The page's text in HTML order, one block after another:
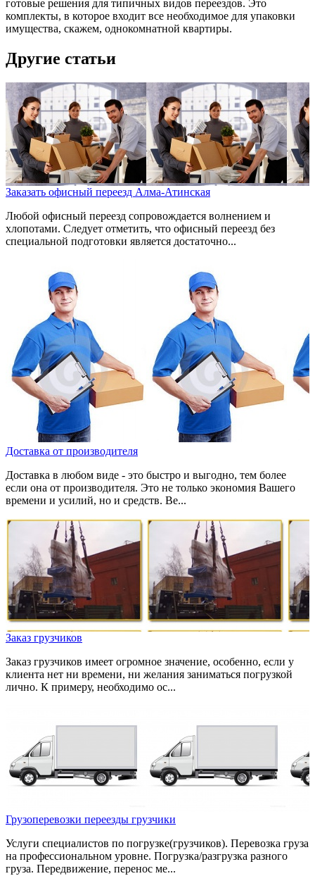
готовые решения для типичных видов переездов. Это
комплекты, в которое входит все необходимое для упаковки
имущества, скажем, однокомнатной квартиры.
Другие статьи
Заказать офисный переезд Алма-Атинская
Любой офисный переезд сопровождается волнением и
хлопотами. Следует отметить, что офисный переезд без
специальной подготовки является достаточно...
Доставка от производителя
Доставка в любом виде - это быстро и выгодно, тем более
если она от производителя. Это не только экономия Вашего
времени и усилий, но и средств. Ве...
Заказ грузчиков
Заказ грузчиков имеет огромное значение, особенно, если у
клиента нет ни времени, ни желания заниматься погрузкой
лично. К примеру, необходимо ос...
Грузоперевозки переезды грузчики
Услуги специалистов по погрузке(грузчиков). Перевозка груза
на профессиональном уровне. Погрузка/разгрузка разного
груза. Передвижение, перенос ме...